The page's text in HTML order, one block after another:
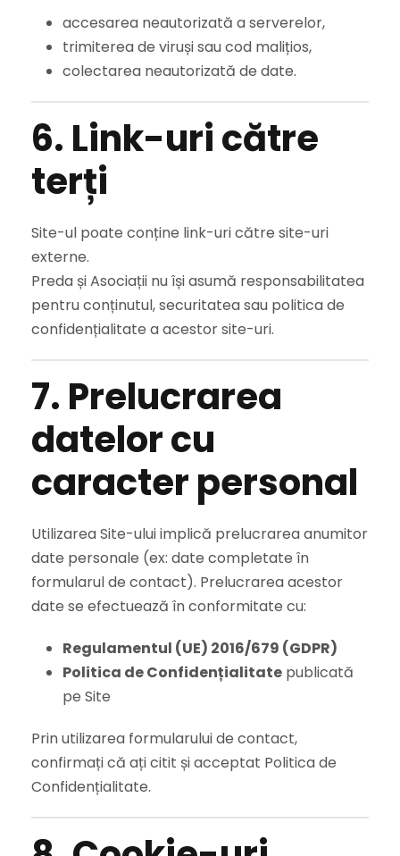
accesarea neautorizată a serverelor,
trimiterea de viruși sau cod malițios,
colectarea neautorizată de date.
6. Link-uri către
terți
Site-ul poate conține link-uri către site-uri
externe.
Preda și Asociații nu își asumă responsabilitatea
pentru conținutul, securitatea sau politica de
confidențialitate a acestor site-uri.
7. Prelucrarea
datelor cu
caracter personal
Utilizarea Site-ului implică prelucrarea anumitor
date personale (ex: date completate în
formularul de contact). Prelucrarea acestor
date se efectuează în conformitate cu:
Regulamentul (UE) 2016/679 (GDPR)
Politica de Confidențialitate publicată
pe Site
Prin utilizarea formularului de contact,
confirmați că ați citit și acceptat Politica de
Confidențialitate.